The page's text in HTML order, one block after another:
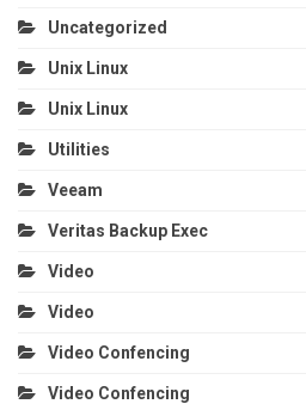
Uncategorized
Unix Linux
Unix Linux
Utilities
Veeam
Veritas Backup Exec
Video
Video
Video Confencing
Video Confencing